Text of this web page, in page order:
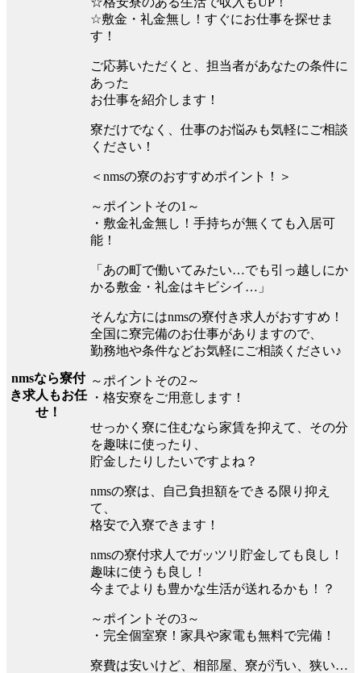
nmsなら寮付
き求人もお任
せ！
☆敷金・礼金無し！すぐにお仕事を探せま
す！
ご応募いただくと、担当者があなたの条件に
あった
お仕事を紹介します！
寮だけでなく、仕事のお悩みも気軽にご相談
ください！
＜nmsの寮のおすすめポイント！＞
～ポイントその1～
・敷金礼金無し！手持ちが無くても入居可
能！
「あの町で働いてみたい…でも引っ越しにか
かる敷金・礼金はキビシイ…」
そんな方にはnmsの寮付き求人がおすすめ！
全国に寮完備のお仕事がありますので、
勤務地や条件などお気軽にご相談ください♪
～ポイントその2～
・格安寮をご用意します！
せっかく寮に住むなら家賃を抑えて、その分
を趣味に使ったり、
貯金したりしたいですよね？
nmsの寮は、自己負担額をできる限り抑え
て、
格安で入寮できます！
nmsの寮付求人でガッツリ貯金しても良し！
趣味に使うも良し！
今までよりも豊かな生活が送れるかも！？
～ポイントその3～
・完全個室寮！家具や家電も無料で完備！
寮費は安いけど、相部屋、寮が汚い、狭い…